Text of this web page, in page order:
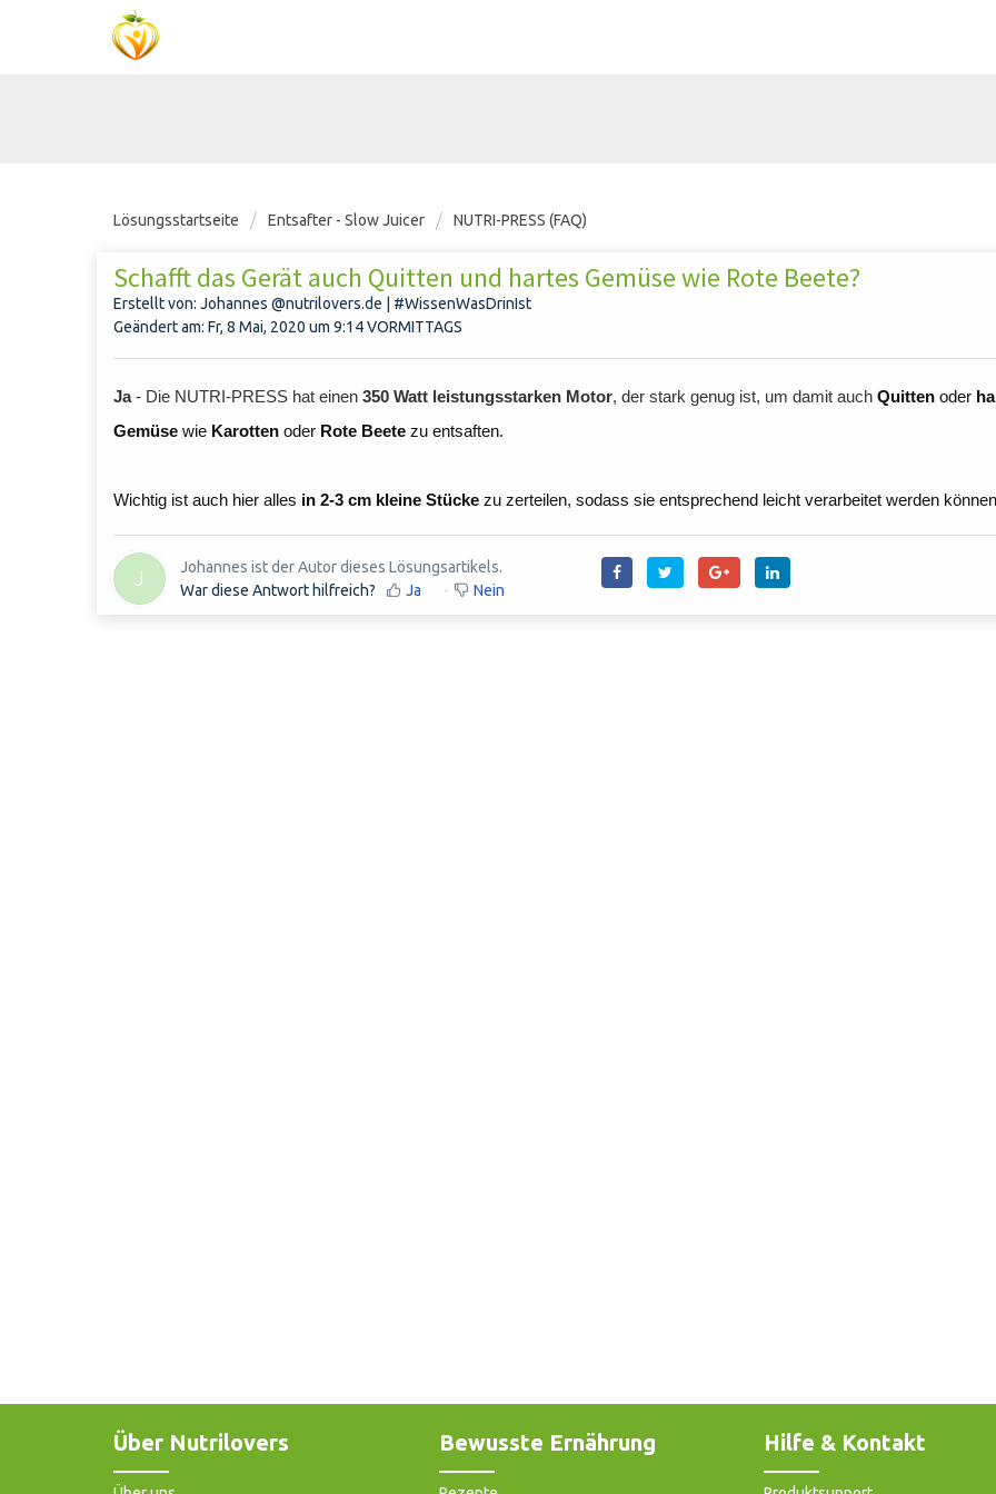
Lösungsstartseite Entsafter - Slow Juicer NUTRI-PRESS (FAQ)
Schafft das Gerät auch Quitten und hartes Gemüse wie Rote Beete?
Erstellt von: Johannes @nutrilovers.de | #WissenWasDrinIst
Geändert am: Fr, 8 Mai, 2020 um 9:14 VORMITTAGS
Ja- Die NUTRI-PRESS hat einen 350 Watt leistungsstarken Motor, der stark genug ist, um damit auch Quitten oder
Gemüse wie Karotten oder Rote Beete zu entsaften.
Wichtig ist auch hier alles in 2-3 cm kleine Stücke zu zerteilen, sodass sie entsprechend leicht verarbeitet werden
J
Johannes ist der Autor dieses Lösungsartikels.
War diese Antwort hilfreich?
Ja Nein
Über Nutrilovers Bewusste Ernährung Hilfe & Kontakt